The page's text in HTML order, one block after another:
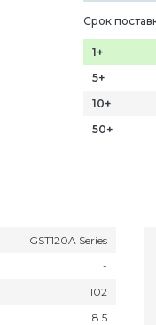
Срок
1+
5+
10+
50+
GST120A Series
-
102
8.5